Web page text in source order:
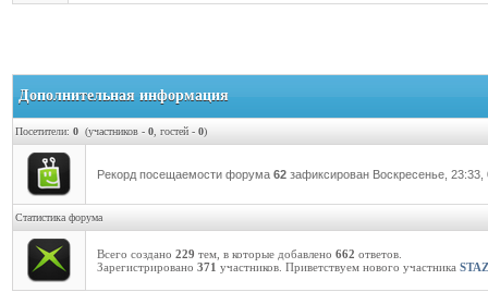
Дополнительная информация
Посетители: 0 (участников - 0 , гостей - 0)
Рекорд посещаемости форума 62 зафиксирован Воскресенье, 23:33,
Статистика форума
Всего создано 229 тем, в которые добавлено 662 ответов.
Зарегистрировано 371 участников. Приветствуем нового участника